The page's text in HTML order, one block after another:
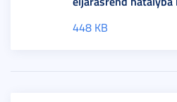
448 KB